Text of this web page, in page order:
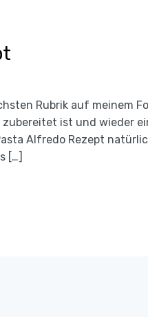
Rubrik auf meinem
ist und wieder
Alfredo Rezept
[…]